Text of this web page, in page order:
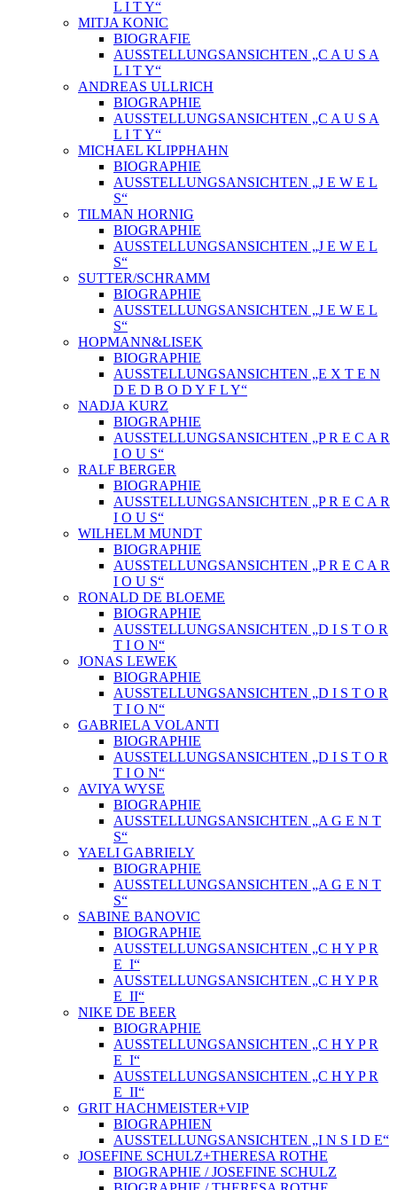
L I T Y“
MITJA KONIC
BIOGRAFIE
AUSSTELLUNGSANSICHTEN „C A U S A
L I T Y“
ANDREAS ULLRICH
BIOGRAPHIE
AUSSTELLUNGSANSICHTEN „C A U S A
L I T Y“
MICHAEL KLIPPHAHN
BIOGRAPHIE
AUSSTELLUNGSANSICHTEN „J E W E L
S“
TILMAN HORNIG
BIOGRAPHIE
AUSSTELLUNGSANSICHTEN „J E W E L
S“
SUTTER/SCHRAMM
BIOGRAPHIE
AUSSTELLUNGSANSICHTEN „J E W E L
S“
HOPMANN&LISEK
BIOGRAPHIE
AUSSTELLUNGSANSICHTEN „E X T E N
D E D B O D Y F L Y“
NADJA KURZ
BIOGRAPHIE
AUSSTELLUNGSANSICHTEN „P R E C A R
I O U S“
RALF BERGER
BIOGRAPHIE
AUSSTELLUNGSANSICHTEN „P R E C A R
I O U S“
WILHELM MUNDT
BIOGRAPHIE
AUSSTELLUNGSANSICHTEN „P R E C A R
I O U S“
RONALD DE BLOEME
BIOGRAPHIE
AUSSTELLUNGSANSICHTEN „D I S T O R
T I O N“
JONAS LEWEK
BIOGRAPHIE
AUSSTELLUNGSANSICHTEN „D I S T O R
T I O N“
GABRIELA VOLANTI
BIOGRAPHIE
AUSSTELLUNGSANSICHTEN „D I S T O R
T I O N“
AVIYA WYSE
BIOGRAPHIE
AUSSTELLUNGSANSICHTEN „A G E N T
S“
YAELI GABRIELY
BIOGRAPHIE
AUSSTELLUNGSANSICHTEN „A G E N T
S“
SABINE BANOVIC
BIOGRAPHIE
AUSSTELLUNGSANSICHTEN „C H Y P R
E_I“
AUSSTELLUNGSANSICHTEN „C H Y P R
E_II“
NIKE DE BEER
BIOGRAPHIE
AUSSTELLUNGSANSICHTEN „C H Y P R
E_I“
AUSSTELLUNGSANSICHTEN „C H Y P R
E_II“
GRIT HACHMEISTER+VIP
BIOGRAPHIEN
AUSSTELLUNGSANSICHTEN „I N S I D E“
JOSEFINE SCHULZ+THERESA ROTHE
BIOGRAPHIE / JOSEFINE SCHULZ